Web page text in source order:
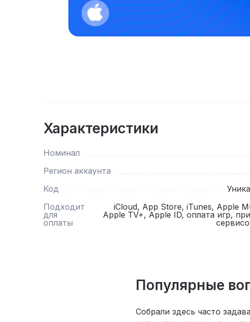
Характеристики
Номинал
Регион аккаунта
Код
Подходит
для
оплаты
iCloud, App Store, iTunes, Apple
Apple TV+, Apple ID, оплата игр,
Популярные
Собрали здесь часто